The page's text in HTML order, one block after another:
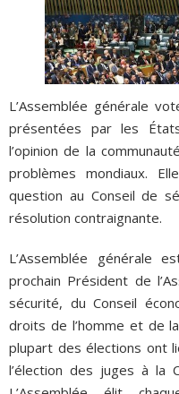
L’Assemblée générale
présentées par les
l’opinion de la
problèmes mondiaux.
question au Conseil de
résolution contraignante.
L’Assemblée générale
prochain Président de
sécurité, du Conseil
droits de l’homme et de
plupart des élections ont
l’élection des juges à la